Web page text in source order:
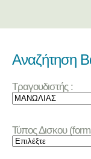
Αναζήτηση
Τραγουδιστής :
Τύπος Δισκου